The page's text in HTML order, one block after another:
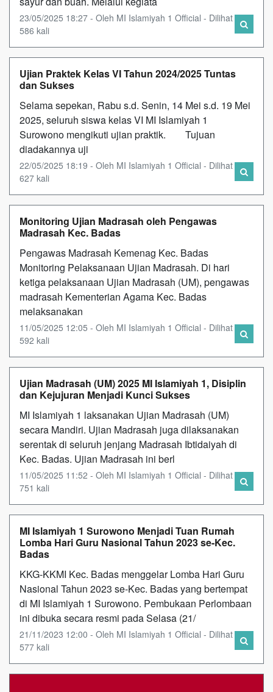
23/05/2025 18:27 - Oleh MI Islamiyah 1 Official - Dilihat
586 kali
Ujian Praktek Kelas VI Tahun 2024/2025 Tuntas
dan Sukses
Selama sepekan, Rabu s.d. Senin, 14 Mei s.d. 19 Mei
2025, seluruh siswa kelas VI MI Islamiyah 1
Surowono mengikuti ujian praktik. Tujuan
diadakannya uji
22/05/2025 18:19 - Oleh MI Islamiyah 1 Official - Dilihat
627 kali
Monitoring Ujian Madrasah oleh Pengawas
Madrasah Kec. Badas
Pengawas Madrasah Kemenag Kec. Badas
Monitoring Pelaksanaan Ujian Madrasah. Di hari
ketiga pelaksanaan Ujian Madrasah (UM), pengawas
madrasah Kementerian Agama Kec. Badas
melaksanakan
11/05/2025 12:05 - Oleh MI Islamiyah 1 Official - Dilihat
592 kali
Ujian Madrasah (UM) 2025 MI Islamiyah 1, Disiplin
dan Kejujuran Menjadi Kunci Sukses
MI Islamiyah 1 laksanakan Ujian Madrasah (UM)
secara Mandiri. Ujian Madrasah juga dilaksanakan
serentak di seluruh jenjang Madrasah Ibtidaiyah di
Kec. Badas. Ujian Madrasah ini berl
11/05/2025 11:52 - Oleh MI Islamiyah 1 Official - Dilihat
751 kali
MI Islamiyah 1 Surowono Menjadi Tuan Rumah
Lomba Hari Guru Nasional Tahun 2023 se-Kec.
Badas
KKG-KKMI Kec. Badas menggelar Lomba Hari Guru
Nasional Tahun 2023 se-Kec. Badas yang bertempat
di MI Islamiyah 1 Surowono. Pembukaan Perlombaan
ini dibuka secara resmi pada Selasa (21/
21/11/2023 12:00 - Oleh MI Islamiyah 1 Official - Dilihat
577 kali